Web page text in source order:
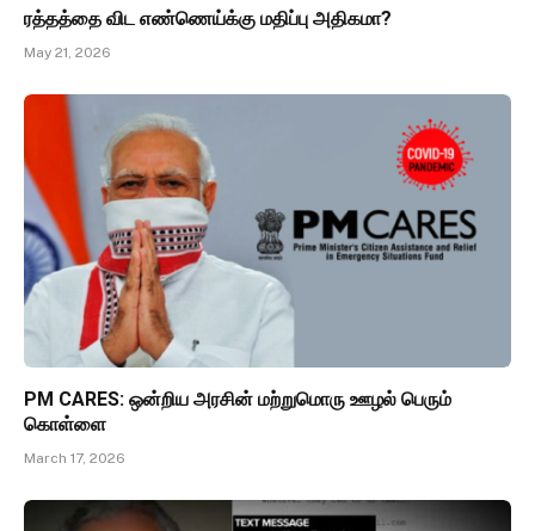
ரத்தத்தை விட எண்ணெய்க்கு மதிப்பு அதிகமா?
May 21, 2026
PM CARES: ஒன்றிய அரசின் மற்றுமொரு ஊழல் பெரும்
கொள்ளை
March 17, 2026